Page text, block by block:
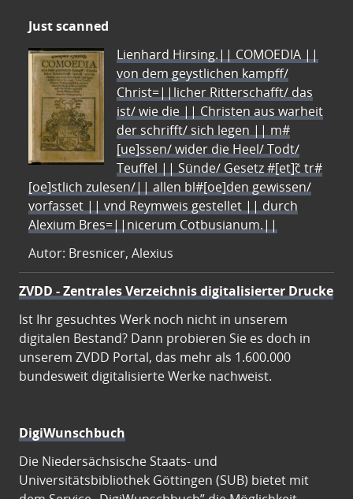
Just scanned
Lienhard Hirsing.|| COMOEDIA ||
von dem geystlichen kampff/
Christ=||licher Ritterschafft/ das
ist/ wie die || Christen aus warheit
der schrifft/ sich legen || m#
[ue]ssen/ wider die Heel/ Todt/
Teuffel || Sünde/ Gesetz #[et]c̃ tr#
[oe]stlich zulesen/|| allen bl#[oe]den gewissen/
vorfasset || vnd Reymweis gestellet || durch
Alexium Bres=||nicerum Cotbusianum.||
Autor: Bresnicer, Alexius
ZVDD - Zentrales Verzeichnis digitalisierter Drucke
Ist Ihr gesuchtes Werk noch nicht in unserem
digitalen Bestand? Dann probieren Sie es doch in
unserem ZVDD Portal, das mehr als 1.600.000
bundesweit digitalisierte Werke nachweist.
DigiWunschbuch
Die Niedersächsische Staats- und
Universitätsbibliothek Göttingen (SUB) bietet mit